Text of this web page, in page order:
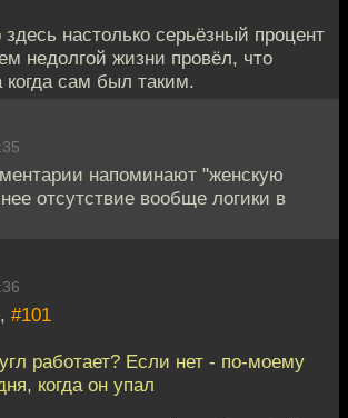
настолько серьёзный процент
недолгой жизни провёл, что
когда сам был таким.
напоминают "женскую
отсутствие вообще логики в
#101
работает? Если нет - по-моему
когда он упал